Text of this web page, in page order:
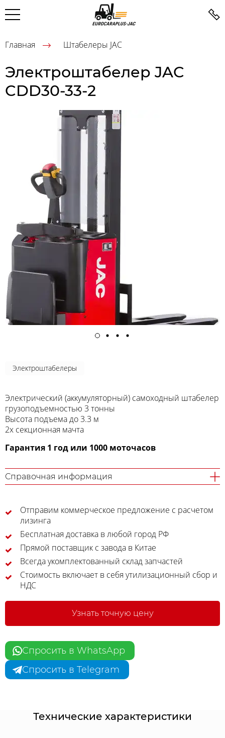
Главная Штабелеры JAC
Электроштабелер JAC
CDD30-33-2
Электроштабелеры
Электрический (аккумуляторный) самоходный штабелер
грузоподъемностью 3 тонны
Высота подъема до 3.3 м
2х секционная мачта
Гарантия 1 год или 1000 моточасов
Справочная информация
Отправим коммерческое предложение с расчетом
лизинга
Бесплатная доставка в любой город РФ
Прямой поставщик с завода в Китае
Всегда укомплектованный склад запчастей
Стоимость включает в себя утилизационный сбор и
НДС
Узнать точную цену
Спросить в WhatsApp
Спросить в Telegram
Технические характеристики